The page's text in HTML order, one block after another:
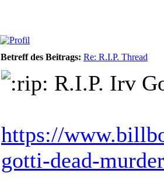
Betreff des Beitrags: Re: R.I.P. Thread
R.I.P. Irv
https://
gotti-dead-